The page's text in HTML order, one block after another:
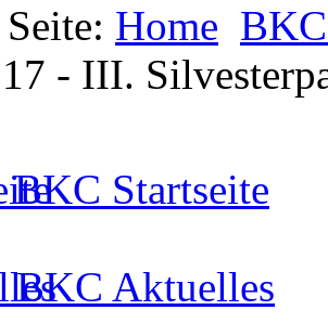
Home
- III.
BKC Startseite
BKC Aktuelles